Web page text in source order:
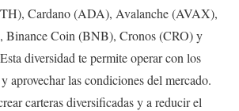
Cardano (ADA), Avalanche (AVAX),
Binance Coin (BNB), Cronos (CRO) y
diversidad te permite operar con los
aprovechar las condiciones del mercado.
carteras diversificadas y a reducir el